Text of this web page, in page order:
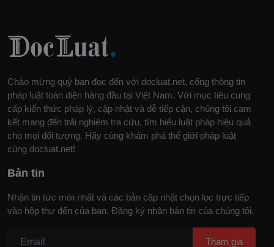
Chào mừng quý bạn đọc đến với docluat.net, cổng thông tin
pháp luật toàn diện hàng đầu tại Việt Nam. Với mục tiêu cung
cấp kiến thức pháp lý, cập nhật và dễ tiếp cận, chúng tôi cam
kết mang đến trải nghiệm tra cứu, tìm hiểu luật pháp hiệu quả
cho mọi đối tượng. Hãy cùng khám phá thế giới pháp luật
cùng docluat.net!
Bản tin
Nhận tin tức mới nhất và các bản cập nhật chọn lọc trực tiếp
vào hộp thư đến của bạn. Đăng ký nhận bản tin của chúng tôi.
Tham gia